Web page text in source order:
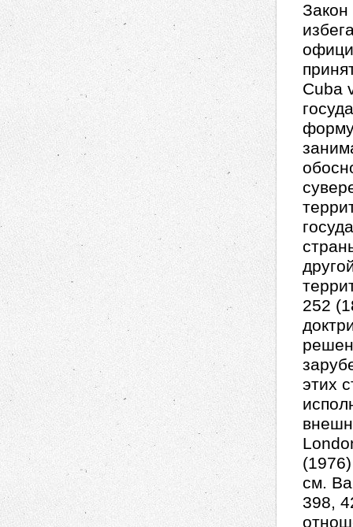
Закон
Cuba
252
этих
см.
398,